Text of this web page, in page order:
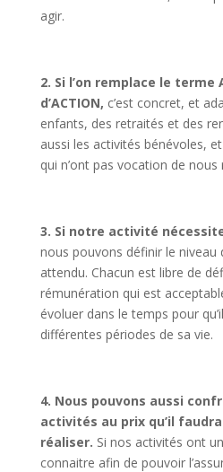
agir.
2. Si l’on remplace le terme
d’ACTION, c’est concret, et
enfants, des retraités et des
aussi les activités bénévoles,
qui n’ont pas vocation de nous
3. Si notre activité
nous pouvons définir le niveau
attendu. Chacun est libre de
rémunération qui est
évoluer dans le temps pour
différentes périodes de sa vie.
4. Nous pouvons aussi
activités au prix qu’il
réaliser. Si nos activités ont
connaitre afin de pouvoir